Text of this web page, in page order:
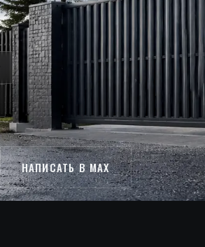
НАПИСАТЬ В MAX